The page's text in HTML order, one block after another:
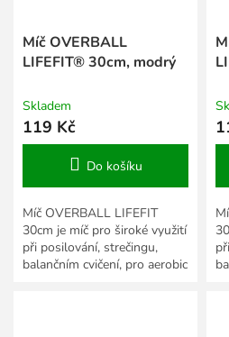
Míč OVERBALL
LIFEFIT® 30cm, modrý
Skladem
119 Kč
Do košíku
Míč OVERBALL LIFEFIT
30cm je míč pro široké využití
při posilování, strečingu,
balančním cvičení, pro aerobic